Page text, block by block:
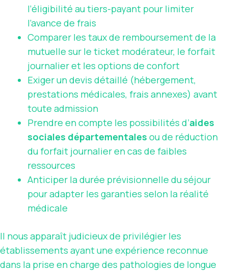
l’éligibilité au tiers-payant pour limiter
l’avance de frais
Comparer les taux de remboursement de la
mutuelle sur le ticket modérateur, le forfait
journalier et les options de confort
Exiger un devis détaillé (hébergement,
prestations médicales, frais annexes) avant
toute admission
Prendre en compte les possibilités d’aides
sociales départementales ou de réduction
du forfait journalier en cas de faibles
ressources
Anticiper la durée prévisionnelle du séjour
pour adapter les garanties selon la réalité
médicale
Il nous apparaît judicieux de privilégier les
établissements ayant une expérience reconnue
dans la prise en charge des pathologies de longue